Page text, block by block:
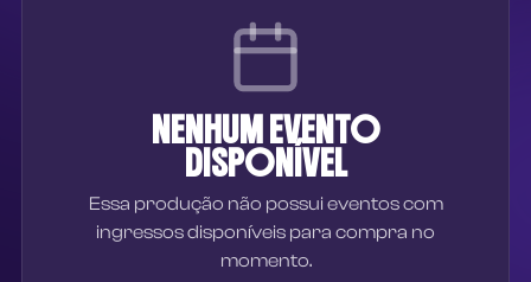
NENHUM EVENTO
DISPONÍVEL
Essa produção não possui eventos com
ingressos disponíveis para compra no
momento.